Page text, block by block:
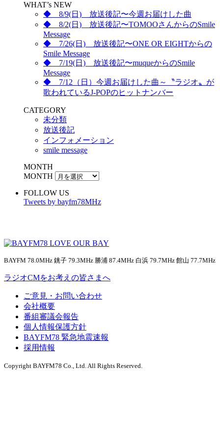
WHAT’s NEW
◆ 8/9(日) 放送後記〜今週お届けした曲
◆ 8/2(日) 放送後記〜TOMOOさんからのSmile
Message
◆ 7/26(日) 放送後記〜ONE OR EIGHTからの
Smile Message
◆ 7/19(日) 放送後記〜muqueからのSmile
Message
◆ 7/12（日）今週お届けした曲～〝ラジオ〟が
歌われているJ-POPのヒットナンバー
CATEGORY
未分類
放送後記
インフォメーション
smile message
MONTH
MONTH
FOLLOW US
Tweets by bayfm78MHz
BAYFM 78.0MHz 銚子 79.3MHz 勝浦 87.4MHz 白浜 79.7MHz 館山 77.7MHz
ラジオCMをお考えの皆さまへ
ご意見・お問い合わせ
会社概要
番組審議会報告
個人情報保護方針
BAYFM78 緊急地震速報
採用情報
Copyright BAYFM78 Co., Ltd. All Rights Reserved.